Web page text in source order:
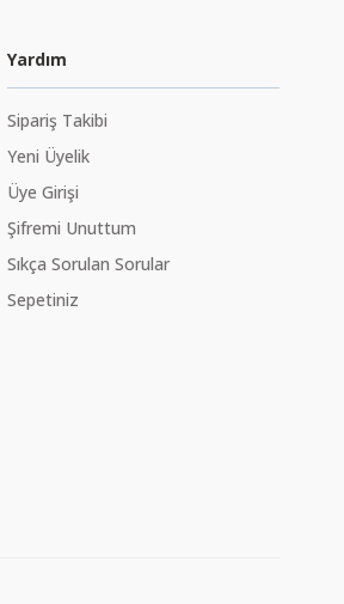
Yardım
Sipariş Takibi
Yeni Üyelik
Üye Girişi
Şifremi Unuttum
Sıkça Sorulan Sorular
Sepetiniz